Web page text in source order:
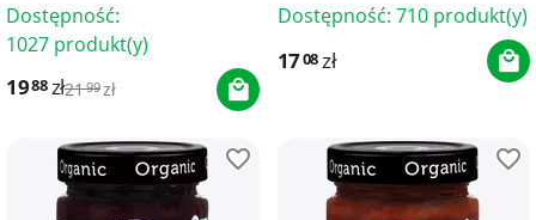
Dostępność:
1027 produkt(y)
1988zł2199 zł
Dostępność: 710 produkt(y)
1708zł